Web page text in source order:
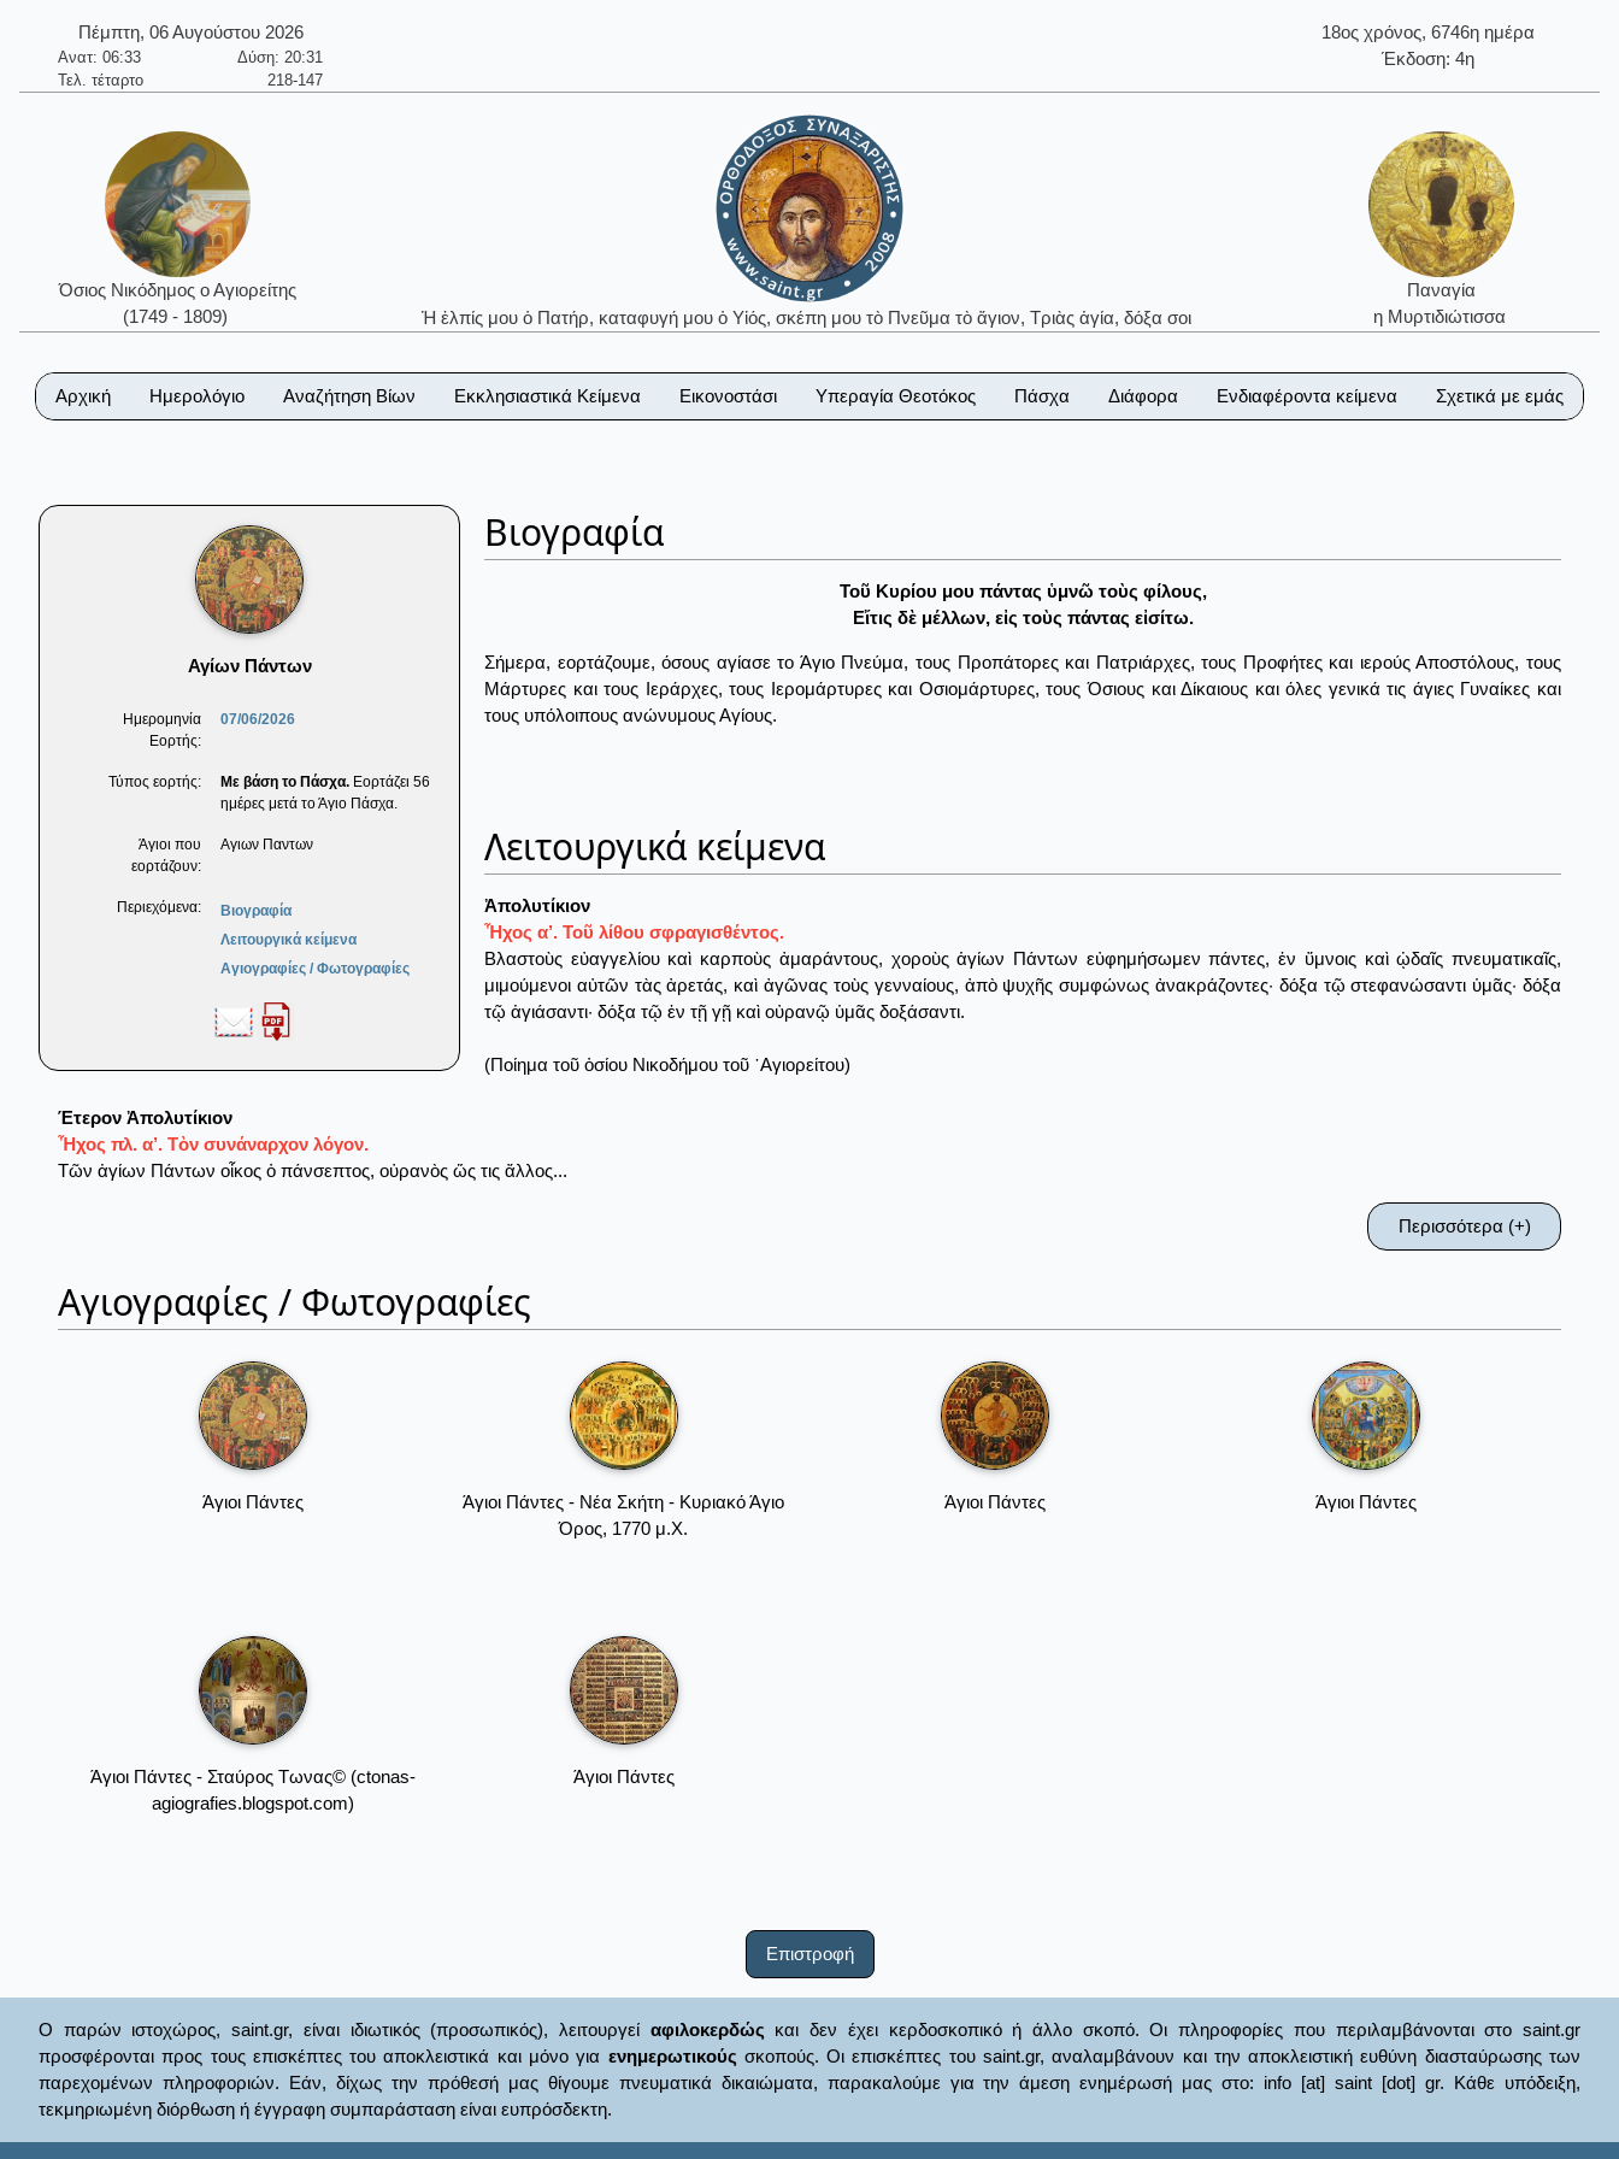
Πέμπτη, 06 Αυγούστου 2026
Ανατ: 06:33
Δύση: 20:31
Τελ. τέταρτο
218-147
18ος χρόνος, 6746η ημέρα
Έκδοση: 4η
Όσιος Νικόδημος ο Αγιορείτης
(1749 - 1809)
Ἡ ἐλπίς μου ὁ Πατήρ, καταφυγή μου ὁ Υἱός, σκέπη μου τὸ Πνεῦμα τὸ ἅγιον, Τριὰς ἁγία, δόξα σοι
Παναγία
η Μυρτιδιώτισσα
Αρχική Ημερολόγιο Αναζήτηση Βίων Εκκλησιαστικά Κείμενα Εικονοστάσι Υπεραγία Θεοτόκος Πάσχα Διάφορα Ενδιαφέροντα κείμενα Σχετικά με εμάς
Αγίων Πάντων
Ημερομηνία
Εορτής:
07/06/2026
Τύπος εορτής: Με βάση το Πάσχα. Εορτάζει 56
ημέρες μετά το Άγιο Πάσχα.
Άγιοι που
εορτάζουν:
Αγιων Παντων
Περιεχόμενα:
Βιογραφία
Λειτουργικά κείμενα
Αγιογραφίες / Φωτογραφίες
Βιογραφία
Τοῦ Κυρίου μου πάντας ὑμνῶ τοὺς φίλους,
Εἴτις δὲ μέλλων, εἰς τοὺς πάντας εἰσίτω.
Σήμερα, εορτάζουμε, όσους αγίασε το Άγιο Πνεύμα, τους Προπάτορες και Πατριάρχες, τους Προφήτες και ιερούς Αποστόλους, τους
Μάρτυρες και τους Ιεράρχες, τους Ιερομάρτυρες και Οσιομάρτυρες, τους Όσιους και Δίκαιους και όλες γενικά τις άγιες Γυναίκες και
τους υπόλοιπους ανώνυμους Αγίους.
Λειτουργικά κείμενα
Ἀπολυτίκιον
Ἦχος α’. Τοῦ λίθου σφραγισθέντος.
Βλαστοὺς εὐαγγελίου καὶ καρποὺς ἀμαράντους, χοροὺς ἁγίων Πάντων εὐφημήσωμεν πάντες, ἐν ὕμνοις καὶ ᾠδαῖς πνευματικαῖς,
μιμούμενοι αὐτῶν τὰς ἀρετάς, καὶ ἀγῶνας τοὺς γενναίους, ἀπὸ ψυχῆς συμφώνως ἀνακράζοντες· δόξα τῷ στεφανώσαντι ὑμᾶς· δόξα
τῷ ἁγιάσαντι· δόξα τῷ ἐν τῇ γῇ καὶ οὐρανῷ ὑμᾶς δοξάσαντι.
(Ποίημα τοῦ ὁσίου Νικοδήμου τοῦ ῾Αγιορείτου)
Έτερον Ἀπολυτίκιον
Ἦχος πλ. α’. Τὸν συνάναρχον λόγον.
Τῶν ἁγίων Πάντων οἶκος ὁ πάνσεπτος, οὐρανὸς ὥς τις ἄλλος...
Περισσότερα (+)
Αγιογραφίες / Φωτογραφίες
Άγιοι Πάντες
Άγιοι Πάντες - Nέα Σκήτη - Kυριακό Άγιο
Όρος, 1770 μ.Χ.
Άγιοι Πάντες Άγιοι Πάντες
Άγιοι Πάντες - Σταύρος Τωνας© (ctonas-
agiografies.blogspot.com)
Άγιοι Πάντες
Επιστροφή
Ο παρών ιστοχώρος, saint.gr, είναι ιδιωτικός (προσωπικός), λειτουργεί αφιλοκερδώς και δεν έχει κερδοσκοπικό ή άλλο σκοπό. Οι πληροφορίες που περιλαμβάνονται στο saint.gr
προσφέρονται προς τους επισκέπτες του αποκλειστικά και μόνο για ενημερωτικούς σκοπούς. Οι επισκέπτες του saint.gr, αναλαμβάνουν και την αποκλειστική ευθύνη διασταύρωσης των
παρεχομένων πληροφοριών. Εάν, δίχως την πρόθεσή μας θίγουμε πνευματικά δικαιώματα, παρακαλούμε για την άμεση ενημέρωσή μας στο: info [at] saint [dot] gr. Κάθε υπόδειξη,
τεκμηριωμένη διόρθωση ή έγγραφη συμπαράσταση είναι ευπρόσδεκτη.